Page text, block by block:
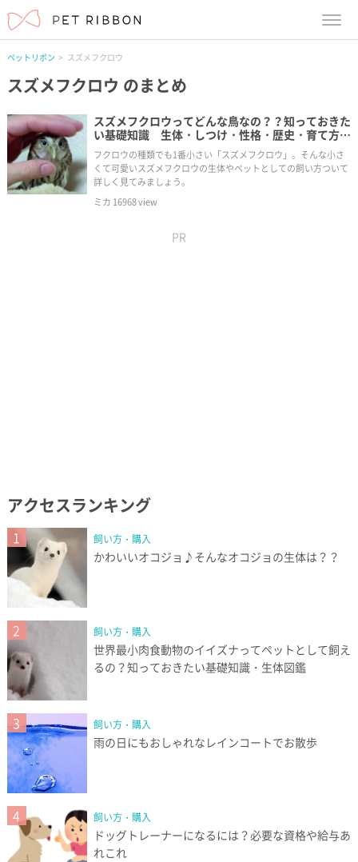
ペットリボン スズメフクロウ
スズメフクロウ のまとめ
スズメフクロウってどんな鳥なの？？知っておきた
い基礎知識 生体・しつけ・性格・歴史・育て方・
生体図鑑
フクロウの種類でも1番小さい「スズメフクロウ」。そんな小さ
くて可愛いスズメフクロウの生体やペットとしての飼い方ついて
詳しく見てみましょう。
ミカ 16968view
PR
アクセスランキング
1 飼い方・購入
かわいいオコジョ♪そんなオコジョの生体は？？
2 飼い方・購入
世界最小肉食動物のイイズナってペットとして飼え
るの？知っておきたい基礎知識・生体図鑑
3 飼い方・購入
雨の日にもおしゃれなレインコートでお散歩
4 飼い方・購入
ドッグトレーナーになるには？必要な資格や給与あ
れこれ